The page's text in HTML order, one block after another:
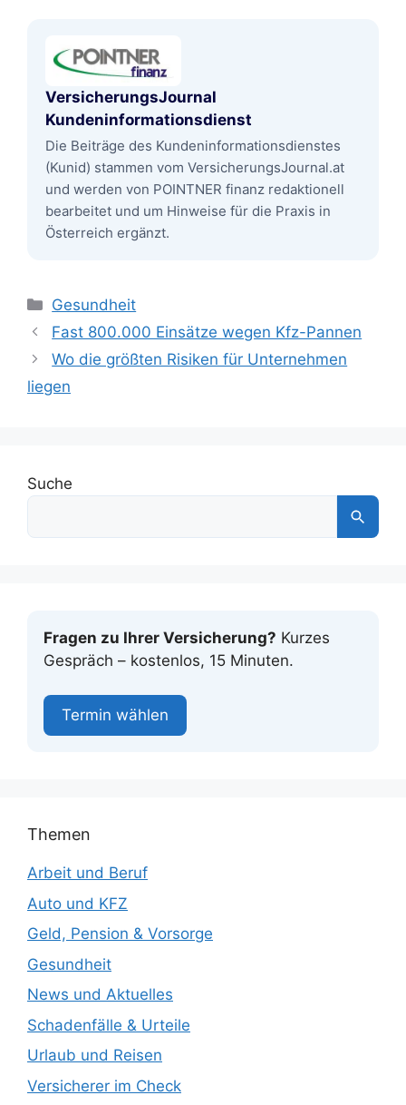
VersicherungsJournal
Kundeninformationsdienst
Die Beiträge des Kundeninformationsdienstes
(Kunid) stammen vom VersicherungsJournal.at
und werden von POINTNER finanz redaktionell
bearbeitet und um Hinweise für die Praxis in
Österreich ergänzt.
Kategorien
Gesundheit
Fast 800.000 Einsätze wegen Kfz-Pannen
Wo die größten Risiken für Unternehmen
liegen
Suche
Fragen zu Ihrer Versicherung? Kurzes
Gespräch – kostenlos, 15 Minuten.
Termin wählen
Themen
Arbeit und Beruf
Auto und KFZ
Geld, Pension & Vorsorge
Gesundheit
News und Aktuelles
Schadenfälle & Urteile
Urlaub und Reisen
Versicherer im Check